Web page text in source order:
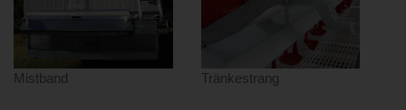
Mistband Tränkestrang